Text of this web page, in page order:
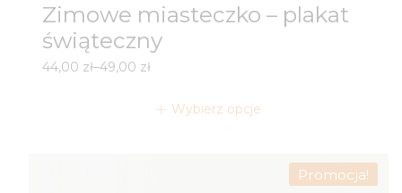
Zimowe miasteczko – plakat
świąteczny
44,00 zł–49,00 zł
Zakres
Wybierz opcje
Promocja!